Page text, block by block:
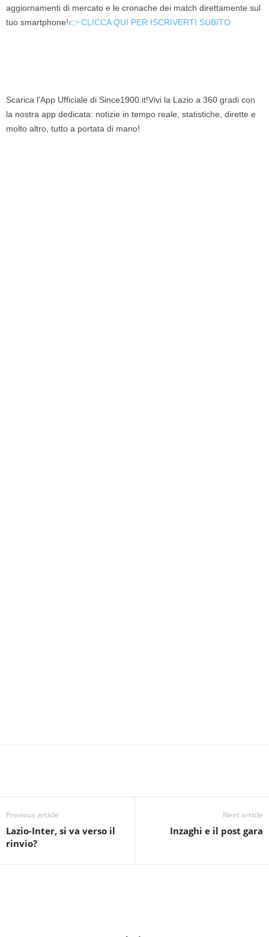
aggiornamenti di mercato e le cronache dei match direttamente sul
tuo smartphone!👉 CLICCA QUI PER ISCRIVERTI SUBITO
Scarica l'App Ufficiale di Since1900.it!Vivi la Lazio a 360 gradi con
la nostra app dedicata: notizie in tempo reale, statistiche, dirette e
molto altro, tutto a portata di mano!
Previous article
Lazio-Inter, si va verso il
rinvio?
Next article
Inzaghi e il post gara